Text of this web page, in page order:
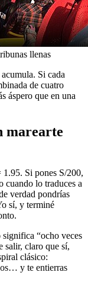
llenas
Si cada
de cuatro
áspero que en una
marearte
Si pones S/200,
cuando lo traduces a
verdad pondrías
sí, y terminé
“ocho veces
salir, claro que sí,
clásico:
y te entierras